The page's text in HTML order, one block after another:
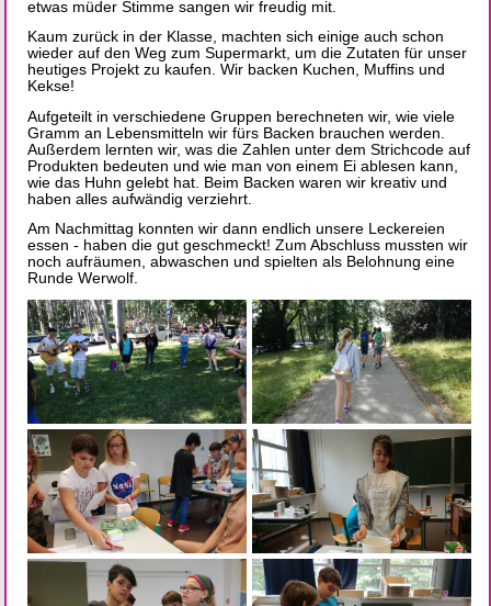
etwas müder Stimme sangen wir freudig mit.
Kaum zurück in der Klasse, machten sich einige auch schon
wieder auf den Weg zum Supermarkt, um die Zutaten für unser
heutiges Projekt zu kaufen. Wir backen Kuchen, Muffins und
Kekse!
Aufgeteilt in verschiedene Gruppen berechneten wir, wie viele
Gramm an Lebensmitteln wir fürs Backen brauchen werden.
Außerdem lernten wir, was die Zahlen unter dem Strichcode auf
Produkten bedeuten und wie man von einem Ei ablesen kann,
wie das Huhn gelebt hat. Beim Backen waren wir kreativ und
haben alles aufwändig verziehrt.
Am Nachmittag konnten wir dann endlich unsere Leckereien
essen - haben die gut geschmeckt! Zum Abschluss mussten wir
noch aufräumen, abwaschen und spielten als Belohnung eine
Runde Werwolf.